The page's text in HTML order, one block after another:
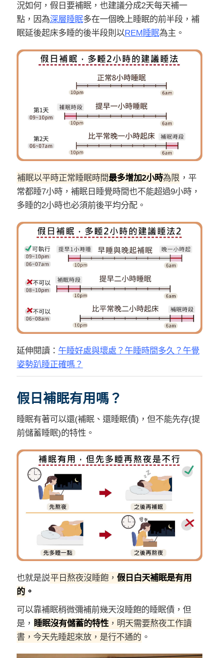
況如何，假日要補眠，也建議分成2天每天補一
點，因為深層睡眠多在一個晚上睡眠的前半段，補
眠延後起床多睡的後半段則以REM睡眠為主。
補眠以平時正常睡眠時間最多增加2小時為限 ，平
常都睡7小時，補眠日睡覺時間也不能超過9小時，
多睡的2小時也必須前後平均分配。
延伸閱讀： 午睡好處與壞處？午睡時間多久？午覺
姿勢趴睡正確嗎？
假日補眠有用嗎？
睡眠有著可以還(補眠、還睡眠債)，但不能先存(提
前儲蓄睡眠)的特性。
也就是説平日熬夜沒睡飽， 假日白天補眠是有用
的 。
可以靠補眠稍微彌補前幾天沒睡飽的睡眠債，但
是， 睡眠沒有儲蓄的特性，明天需要熬夜工作讀
書，今天先睡起來放，是行不通的 。